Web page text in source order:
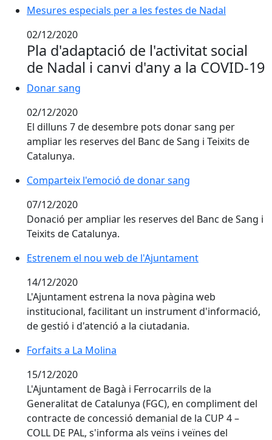
Mesures especials per a les festes de Nadal
Mesures especials per a les festes de Nadal
02/12/2020
Pla d'adaptació de l'activitat social
de Nadal i canvi d'any a la COVID-19
Donar sang
Donar sang
02/12/2020
El dilluns 7 de desembre pots donar sang per
ampliar les reserves del Banc de Sang i Teixits de
Catalunya.
Comparteix l'emoció de donar sang
Comparteix l'emoció de donar sang
07/12/2020
Donació per ampliar les reserves del Banc de Sang i
Teixits de Catalunya.
Estrenem el nou web de l'Ajuntament
Estrenem el nou web de l'Ajuntament
14/12/2020
L'Ajuntament estrena la nova pàgina web
institucional, facilitant un instrument d'informació,
de gestió i d'atenció a la ciutadania.
Forfaits a La Molina
15/12/2020
L'Ajuntament de Bagà i Ferrocarrils de la
Generalitat de Catalunya (FGC), en compliment del
contracte de concessió demanial de la CUP 4 –
COLL DE PAL, s'informa als veïns i veïnes del